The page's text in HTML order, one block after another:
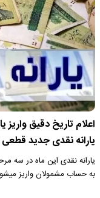
اعلام تاریخ دقیق
یارانه نقدی جدید
یارانه نقدی این ماه در سه
به حساب مشمولان واریز